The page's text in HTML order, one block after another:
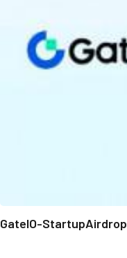
GateIO-StartupAirdrop